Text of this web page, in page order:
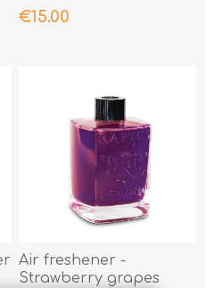
€15.00
Air freshener -
Strawberry grapes